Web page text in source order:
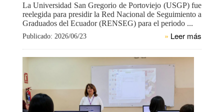
La Universidad San Gregorio de Portoviejo (USGP) fue
reelegida para presidir la Red Nacional de Seguimiento a
Graduados del Ecuador (RENSEG) para el periodo ...
Publicado: 2026/06/23 » Leer más